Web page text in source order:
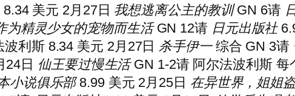
美元 2月27日 我想逃离公主的教训GN 6请
为精灵少女的宠物而生活GN 12请 日元出版社
利斯 8.34 美元 2月27日 杀手伊一综合 GN 3请
24日 仙王要过慢生活GN 1-2请阿尔法波利斯 每
小说俱乐部8.99 美元 2月25日 在异世界，姐姐